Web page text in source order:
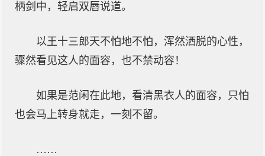
柄剑中，轻启双唇说道。
以王十三郎天不怕地不怕，浑然洒脱的心性，
骤然看见这人的面容，也不禁动容！
如果是范闲在此地，看清黑衣人的面容，只怕
也会马上转身就走，一刻不留。
……